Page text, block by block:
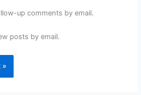
up comments by email.
posts by email.